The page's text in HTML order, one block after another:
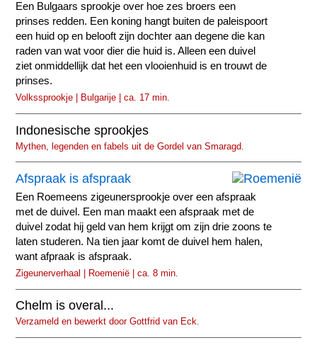
Een Bulgaars sprookje over hoe zes broers een
prinses redden. Een koning hangt buiten de paleispoort
een huid op en belooft zijn dochter aan degene die kan
raden van wat voor dier die huid is. Alleen een duivel
ziet onmiddellijk dat het een vlooienhuid is en trouwt de
prinses.
Volkssprookje | Bulgarije | ca. 17 min.
Indonesische sprookjes
Mythen, legenden en fabels uit de Gordel van Smaragd.
Afspraak is afspraak
Een Roemeens zigeunersprookje over een afspraak
met de duivel. Een man maakt een afspraak met de
duivel zodat hij geld van hem krijgt om zijn drie zoons te
laten studeren. Na tien jaar komt de duivel hem halen,
want afpraak is afspraak.
Zigeunerverhaal | Roemenië | ca. 8 min.
Chelm is overal...
Verzameld en bewerkt door Gottfrid van Eck.